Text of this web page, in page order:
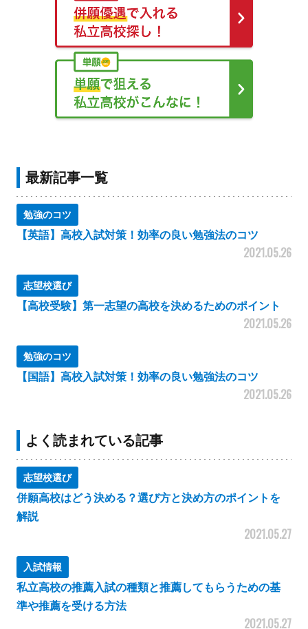
最新記事一覧
勉強のコツ
【英語】高校入試対策！効率の良い勉強法のコツ
2021.05.26
志望校選び
【高校受験】第一志望の高校を決めるためのポイント
2021.05.26
勉強のコツ
【国語】高校入試対策！効率の良い勉強法のコツ
2021.05.26
よく読まれている記事
志望校選び
併願高校はどう決める？選び方と決め方のポイントを
解説
2021.05.27
入試情報
私立高校の推薦入試の種類と推薦してもらうための基
準や推薦を受ける方法
2021.05.27